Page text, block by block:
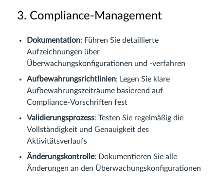
3. Compliance-Management
Dokumentation: Führen Sie detaillierte
Aufzeichnungen über
Überwachungskonfigurationen und -verfahren
Aufbewahrungsrichtlinien: Legen Sie klare
Aufbewahrungszeiträume basierend auf
Compliance-Vorschriften fest
Validierungsprozess: Testen Sie regelmäßig die
Vollständigkeit und Genauigkeit des
Aktivitätsverlaufs
Änderungskontrolle: Dokumentieren Sie alle
Änderungen an den Überwachungskonfigurationen